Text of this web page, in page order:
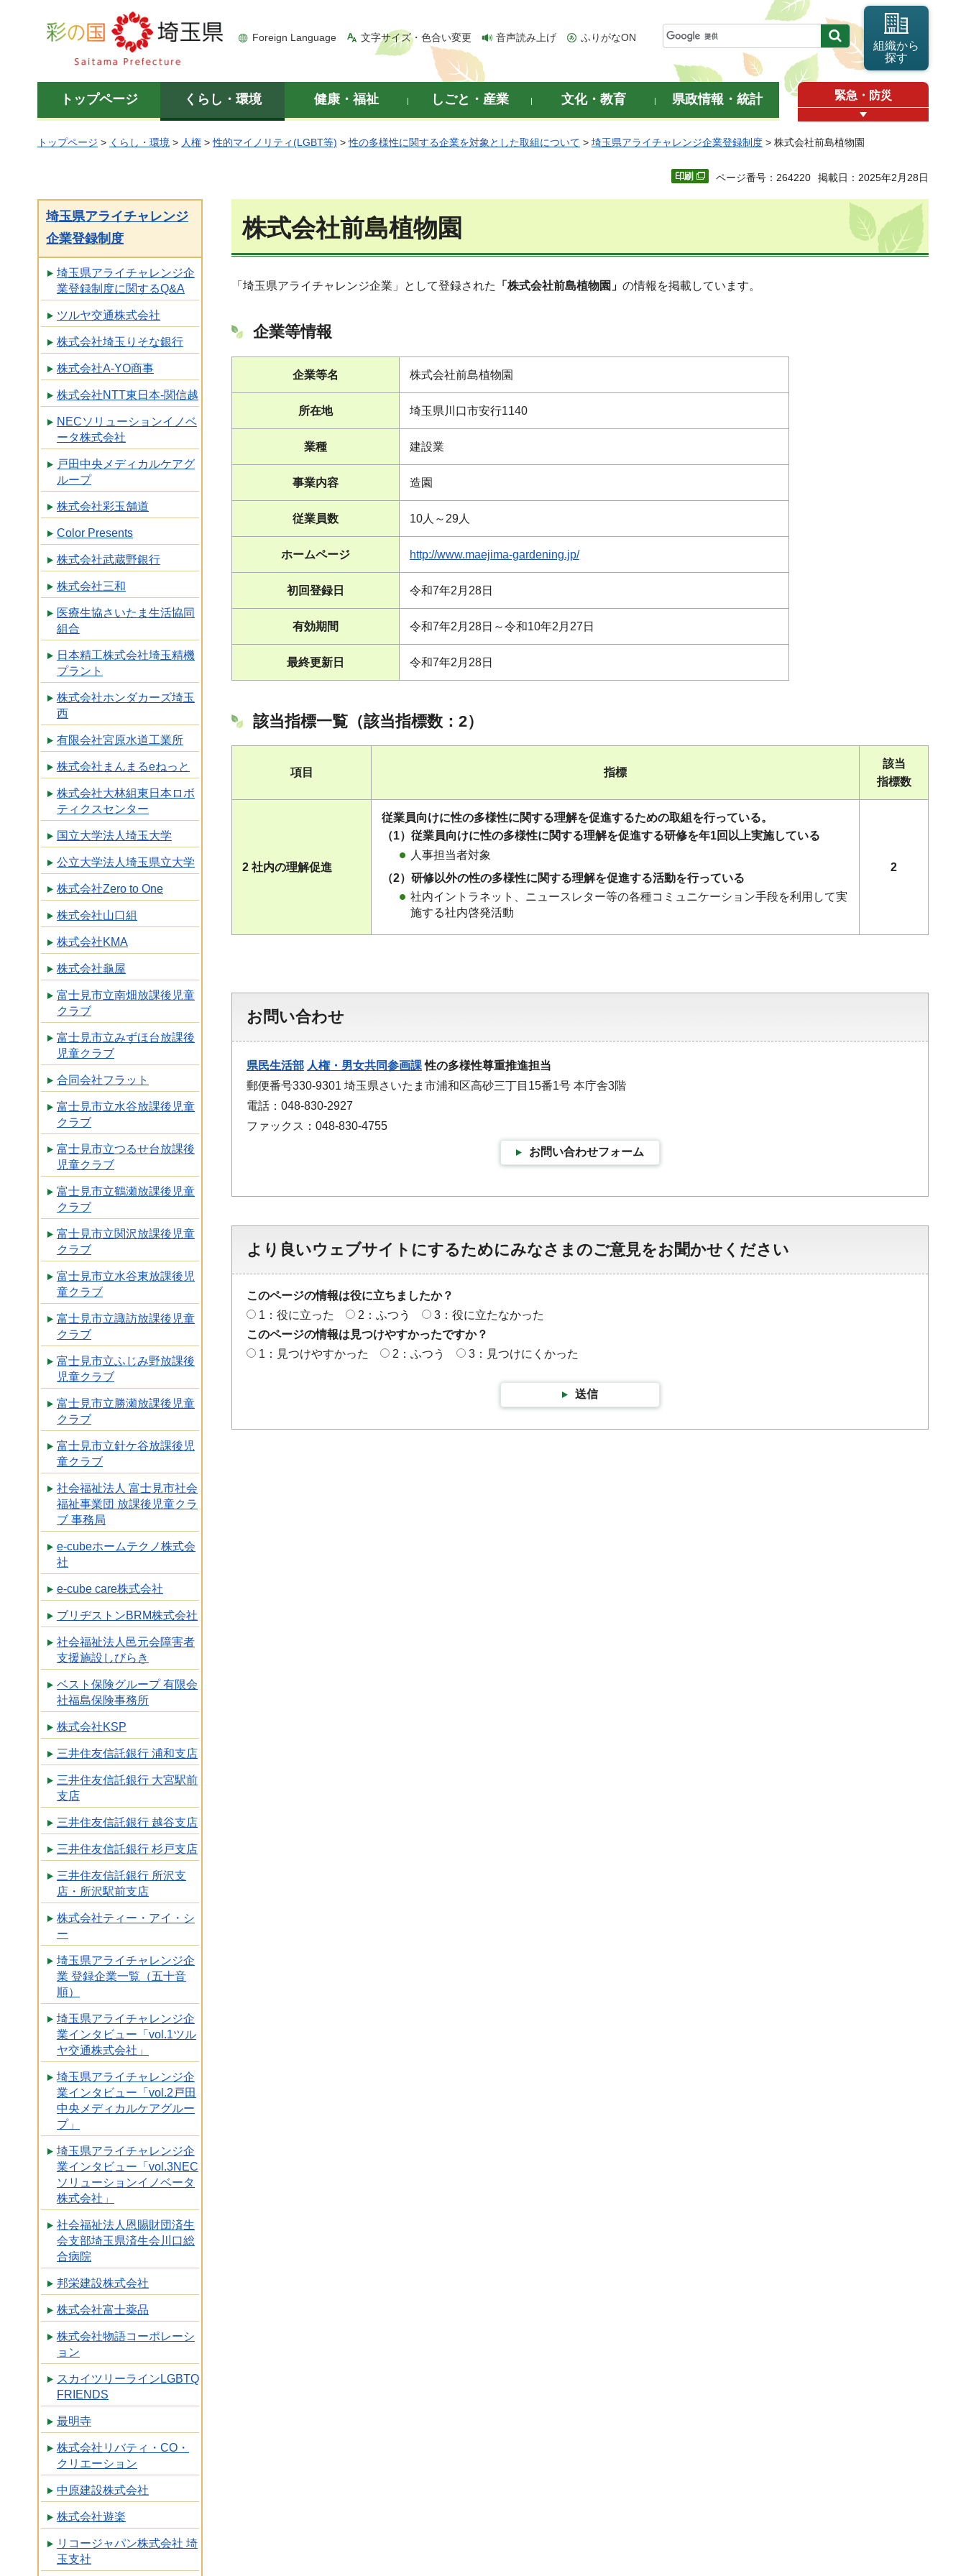
彩の国 埼玉県
Foreign Language 文字サイズ・色合い変更 音声読み上げ ふりがなON
組織から
探す
トップページ くらし・環境 健康・福祉 しごと・産業 文化・教育 県政情報・統計 緊急・防災
トップページ > くらし・環境 > 人権 >性的マイノリティ(LGBT等) >性の多様性に関する企業を対象とした取組について > 埼玉県アライチャレンジ企業登録制度 > 株式会社前島植物園
ページ番号：264220 掲載日：2025年2月28日
埼玉県アライチャレンジ
企業登録制度
埼玉県アライチャレンジ企
業登録制度に関するQ&A
ツルヤ交通株式会社
株式会社埼玉りそな銀行
株式会社A-YO商事
株式会社NTT東日本-関信越
NECソリューションイノベ
ータ株式会社
戸田中央メディカルケアグ
ループ
株式会社彩玉舗道
Color Presents
株式会社武蔵野銀行
株式会社三和
医療生協さいたま生活協同
組合
日本精工株式会社埼玉精機
プラント
株式会社ホンダカーズ埼玉
西
有限会社宮原水道工業所
株式会社まんまるeねっと
株式会社大林組東日本ロボ
ティクスセンター
国立大学法人埼玉大学
公立大学法人埼玉県立大学
株式会社Zero to One
株式会社山口組
株式会社KMA
株式会社龜屋
富士見市立南畑放課後児童
クラブ
富士見市立みずほ台放課後
児童クラブ
合同会社フラット
富士見市立水谷放課後児童
クラブ
富士見市立つるせ台放課後
児童クラブ
富士見市立鶴瀬放課後児童
クラブ
富士見市立関沢放課後児童
クラブ
富士見市立水谷東放課後児
童クラブ
富士見市立諏訪放課後児童
クラブ
富士見市立ふじみ野放課後
児童クラブ
富士見市立勝瀬放課後児童
クラブ
富士見市立針ケ谷放課後児
童クラブ
社会福祉法人 富士見市社会
福祉事業団 放課後児童クラ
ブ 事務局
e-cubeホームテクノ株式会
社
e-cube care株式会社
ブリヂストンBRM株式会社
社会福祉法人邑元会障害者
支援施設しびらき
ベスト保険グループ 有限会
社福島保険事務所
株式会社KSP
三井住友信託銀行 浦和支店
三井住友信託銀行 大宮駅前
支店
三井住友信託銀行 越谷支店
三井住友信託銀行 杉戸支店
三井住友信託銀行 所沢支
店・所沢駅前支店
株式会社ティー・アイ・シ
ー
埼玉県アライチャレンジ企
業 登録企業一覧（五十音
順）
埼玉県アライチャレンジ企
業インタビュー「vol.1ツル
ヤ交通株式会社」
埼玉県アライチャレンジ企
業インタビュー「vol.2戸田
中央メディカルケアグルー
プ」
埼玉県アライチャレンジ企
業インタビュー「vol.3NEC
ソリューションイノベータ
株式会社」
社会福祉法人恩賜財団済生
会支部埼玉県済生会川口総
合病院
邦栄建設株式会社
株式会社富士薬品
株式会社物語コーポレーシ
ョン
スカイツリーラインLGBTQ
FRIENDS
最明寺
株式会社リバティ・CO・
クリエーション
中原建設株式会社
株式会社遊楽
リコージャパン株式会社 埼
玉支社
株式会社前島植物園
「埼玉県アライチャレンジ企業」として登録された 「株式会社前島植物園」 の情報を掲載しています。
企業等情報
企業等名 株式会社前島植物園
所在地 埼玉県川口市安行1140
業種 建設業
事業内容 造園
従業員数 10人～29人
ホームページ http://www.maejima-gardening.jp/
初回登録日 令和7年2月28日
有効期間 令和7年2月28日～令和10年2月27日
最終更新日 令和7年2月28日
該当指標一覧（該当指標数：2）
項目 指標
該当
指標数
2 社内の理解促進
従業員向けに性の多様性に関する理解を促進するための取組を行っている。
（1）従業員向けに性の多様性に関する理解を促進する研修を年1回以上実施している
人事担当者対象
（2）研修以外の性の多様性に関する理解を促進する活動を行っている
社内イントラネット、ニュースレター等の各種コミュニケーション手段を利用して実
施する社内啓発活動
2
お問い合わせ
県民生活部 人権・男女共同参画課性の多様性尊重推進担当
郵便番号330-9301 埼玉県さいたま市浦和区高砂三丁目15番1号 本庁舎3階
電話：048-830-2927
ファックス：048-830-4755
お問い合わせフォーム
より良いウェブサイトにするためにみなさまのご意見をお聞かせください
このページの情報は役に立ちましたか？
1：役に立った
2：ふつう
3：役に立たなかった
このページの情報は見つけやすかったですか？
1：見つけやすかった
2：ふつう 3：見つけにくかった
送信